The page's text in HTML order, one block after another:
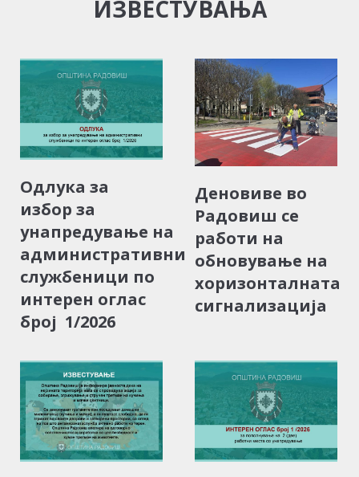
ИЗВЕСТУВАЊА
Одлука за
избор за
унапредување на
административни
службеници по
интерен оглас
број 1/2026
Деновиве во
Радовиш се
работи на
обновување на
хоризонталната
сигнализација